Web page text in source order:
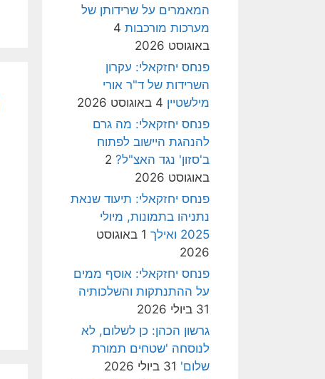
המאמרים על שרידותן של
מערכות מורכבות 4
באוגוסט 2026
פנחס יחזקאלי: עקרון
השרידות של ד"ר אורי
מילשטיין 4 באוגוסט 2026
פנחס יחזקאלי: מה גרם
להנהגת היישוב לפתוח
ב'סזון' נגד האצ"ל? 2
באוגוסט 2026
פנחס יחזקאלי: תיעוד שנאת
נתניהו בתמונות, מיולי
2025 ואילך
1 באוגוסט
2026
פנחס יחזקאלי: אוסף ממים
על ההתנתקות והשלכותיה
31 ביולי 2026
גרשון הכהן: כן לשלום, לא
לנוסחה 'שטחים תמורת
שלום' 31 ביולי 2026